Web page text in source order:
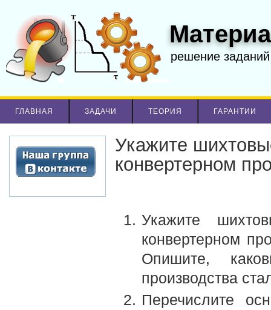
решение
ГЛАВНАЯ ЗАДАЧИ ТЕОРИЯ ГАРАНТИИ
Укажите
конвертерном
Укажите
конвертерном
Опишите,
производства
Перечислите